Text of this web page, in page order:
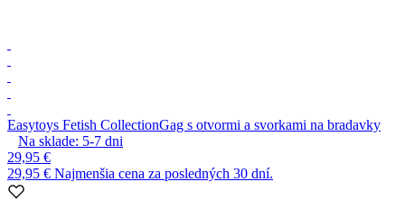
Easytoys Fetish CollectionGag s otvormi a svorkami na bradavky
Na sklade: 5-7 dni
29,95 €
29,95 € Najmenšia cena za posledných 30 dní.